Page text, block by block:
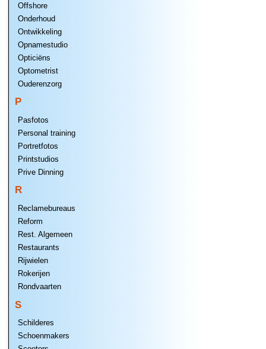
Offshore
Onderhoud
Ontwikkeling
Opnamestudio
Opticiëns
Optometrist
Ouderenzorg
P
Pasfotos
Personal training
Portretfotos
Printstudios
Prive Dinning
R
Reclamebureaus
Reform
Rest. Algemeen
Restaurants
Rijwielen
Rokerijen
Rondvaarten
S
Schilderes
Schoenmakers